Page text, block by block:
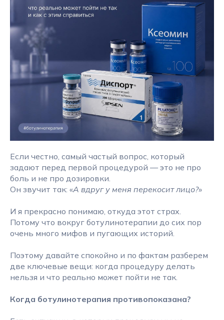
Если честно, самый частый вопрос, который
задают перед первой процедурой — это не про
боль и не про дозировки.
Он звучит так: «А вдруг у меня перекосит лицо?»
И я прекрасно понимаю, откуда этот страх.
Потому что вокруг ботулинотерапии до сих пор
очень много мифов и пугающих историй.
Поэтому давайте спокойно и по фактам разберем
две ключевые вещи: когда процедуру делать
нельзя и что реально может пойти не так.
Когда ботулинотерапия противопоказана?